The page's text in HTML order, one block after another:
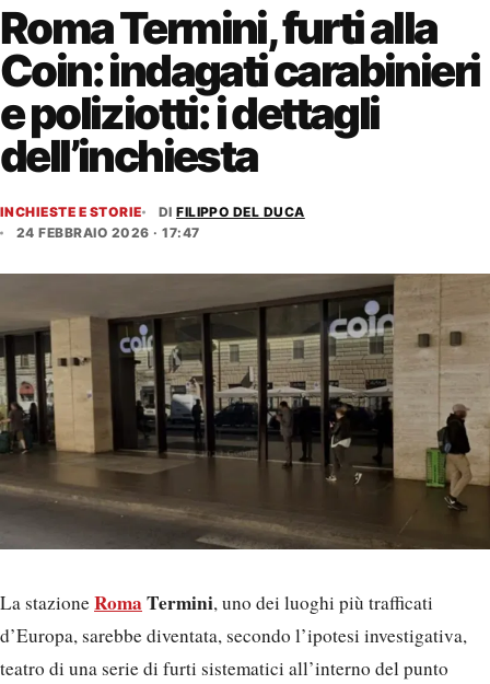
Roma Termini, furti alla
Coin: indagati carabinieri
e poliziotti: i dettagli
dell’inchiesta
INCHIESTE E STORIE DIFILIPPO DEL DUCA
24 FEBBRAIO 2026 · 17:47
La stazioneRoma Termini, uno dei luoghi più trafficati
d’Europa, sarebbe diventata, secondo l’ipotesi investigativa,
teatro di una serie di furti sistematici all’interno del punto